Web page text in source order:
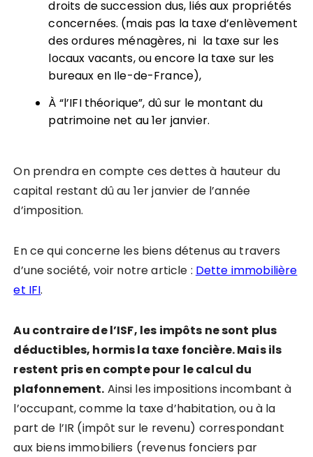
droits de succession dus, liés aux propriétés
concernées. (mais pas la taxe d’enlèvement
des ordures ménagères, ni la taxe sur les
locaux vacants, ou encore la taxe sur les
bureaux en Ile-de-France),
À “l’IFI théorique”, dû sur le montant du
patrimoine net au 1er janvier.
On prendra en compte ces dettes à hauteur du
capital restant dû au 1er janvier de l’année
d’imposition.
En ce qui concerne les biens détenus au travers
d’une société, voir notre article : Dette immobilière
et IFI.
Au contraire de l’ISF, les impôts ne sont plus
déductibles, hormis la taxe foncière. Mais ils
restent pris en compte pour le calcul du
plafonnement. Ainsi les impositions incombant à
l’occupant, comme la taxe d’habitation, ou à la
part de l’IR (impôt sur le revenu) correspondant
aux biens immobiliers (revenus fonciers par